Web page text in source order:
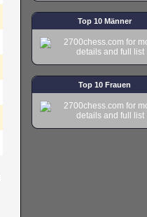
Top 10 Männer
Top 10 Frauen